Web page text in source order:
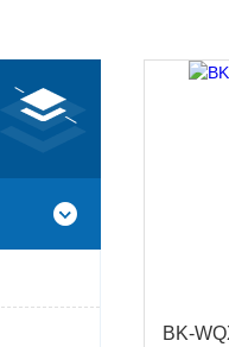
BK-